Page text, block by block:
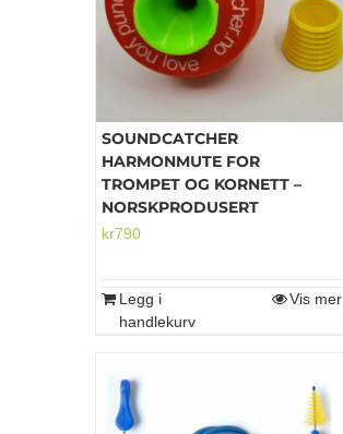
SOUNDCATCHER
HARMONMUTE FOR
TROMPET OG KORNETT –
NORSKPRODUSERT
kr790
Legg i
handlekurv
Vis mer